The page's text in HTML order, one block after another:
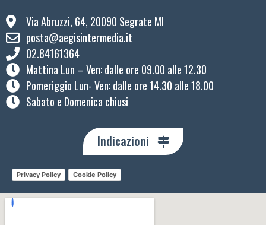
Via Abruzzi, 64, 20090 Segrate MI
posta@aegisintermedia.it
02.84161364
Mattina Lun – Ven: ​dalle ore 09.00 alle 12.30
Pomeriggio Lun- Ven: dalle ore 14.30 alle 18.00
Sabato e Domenica chiusi
Indicazioni
Privacy Policy Cookie Policy